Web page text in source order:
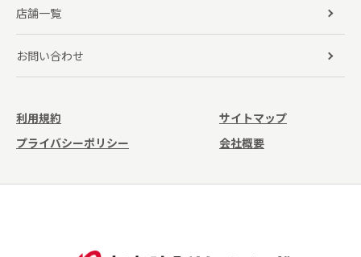
店舗一覧
お問い合わせ
利用規約
サイトマップ
プライバシーポリシー
会社概要